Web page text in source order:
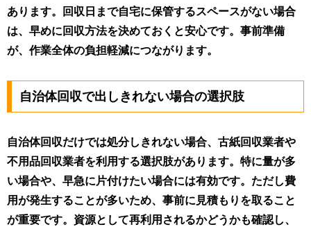
あります。回収日まで自宅に保管するスペースがない場合
は、早めに回収方法を決めておくと安心です。事前準備
が、作業全体の負担軽減につながります。
自治体回収で出しきれない場合の選択肢
自治体回収だけでは処分しきれない場合、古紙回収業者や
不用品回収業者を利用する選択肢があります。特に量が多
い場合や、早急に片付けたい場合には有効です。ただし費
用が発生することが多いため、事前に見積もりを取ること
が重要です。資源として再利用されるかどうかも確認し、